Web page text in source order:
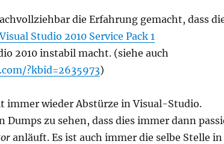
die Erfahrung gemacht, dass
Studio 2010 Service Pack 1
2010 instabil macht. (siehe auch
?kbid=2635973)
immer wieder Abstürze in Visual-Studio.
Dumps zu sehen, dass dies immer dann
anläuft. Es ist auch immer die selbe Stelle in